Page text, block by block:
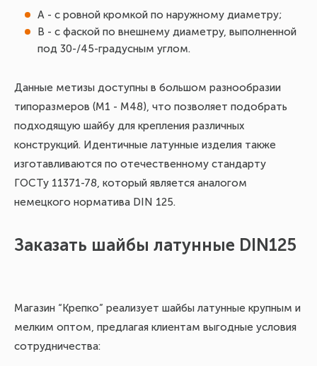
А - с ровной кромкой по наружному диаметру;
В - с фаской по внешнему диаметру, выполненной
под 30-/45-градусным углом.
Данные метизы доступны в большом разнообразии
типоразмеров (М1 - М48), что позволяет подобрать
подходящую шайбу для крепления различных
конструкций. Идентичные латунные изделия также
изготавливаются по отечественному стандарту
ГОСТу 11371-78, который является аналогом
немецкого норматива DIN 125.
Заказать шайбы латунные DIN125
Магазин “Крепко” реализует шайбы латунные крупным и
мелким оптом, предлагая клиентам выгодные условия
сотрудничества: